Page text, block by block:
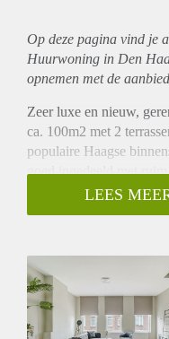
Op deze pagina vind je
Huurwoning in Den
opnemen met de
Zeer luxe en nieuw,
ca. 100m2 met 2
populaire Haagse
goed ingedeeld met
etages, met iedere
openslaande deuren. De
vindt u een ruime
badkamer met daarnaast
mogelijkheid tot 3
De hoge plafonds, de
LEES